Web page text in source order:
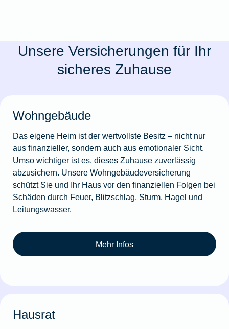
Unsere Versicherungen für Ihr
sicheres Zuhause
Wohngebäude
Das eigene Heim ist der wertvollste Besitz – nicht nur
aus finanzieller, sondern auch aus emotionaler Sicht.
Umso wichtiger ist es, dieses Zuhause zuverlässig
abzusichern. Unsere Wohngebäudeversicherung
schützt Sie und Ihr Haus vor den finanziellen Folgen bei
Schäden durch Feuer, Blitzschlag, Sturm, Hagel und
Leitungswasser.
Mehr Infos
Hausrat